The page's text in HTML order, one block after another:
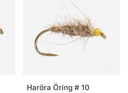
Haröra Öring # 10